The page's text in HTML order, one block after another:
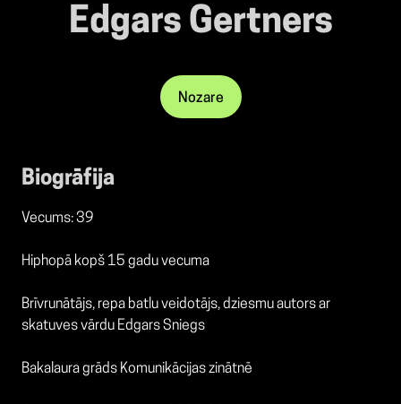
Edgars Gertners
Nozare
Biogrāfija
Vecums: 39
Hiphopā kopš 15 gadu vecuma
Brīvrunātājs, repa batlu veidotājs, dziesmu autors ar
skatuves vārdu Edgars Sniegs
Bakalaura grāds Komunikācijas zinātnē